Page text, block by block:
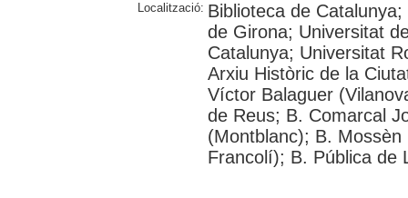
Localització: Biblioteca de
de Girona; Universitat
Catalunya; Universitat
Arxiu Històric de la
Víctor Balaguer
de Reus; B. Comarcal
(Montblanc); B.
Francolí); B. Pública de